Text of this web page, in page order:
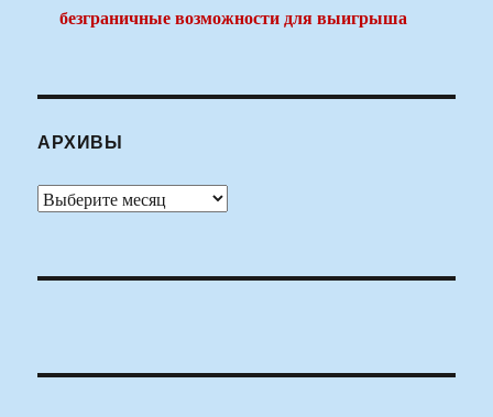
безграничные возможности для выигрыша
АРХИВЫ
Архивы